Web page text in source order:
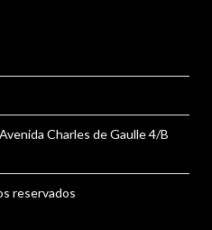
Charles de Gaulle 4/B
reservados